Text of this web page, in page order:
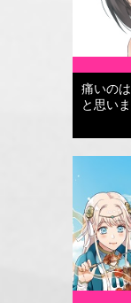
痛いの
と思いま